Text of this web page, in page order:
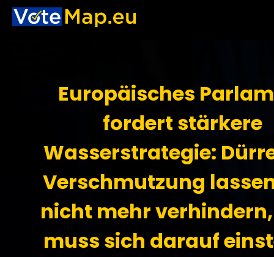
Europäisches
fordert stärkere
Wasserstrategie:
Verschmutzung
nicht mehr
muss sich darauf